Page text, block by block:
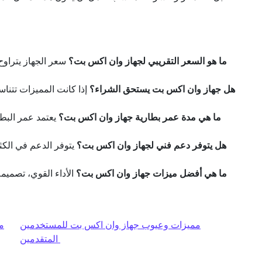
ما هو السعر التقريبي لجهاز وان اكس بت؟ سعر الجهاز
هل جهاز وان اكس بت يستحق الشراء؟ إذا كانت المميزات
ما هي مدة عمر بطارية جهاز وان اكس بت؟ يعتمد عمر
هل يتوفر دعم فني لجهاز وان اكس بت؟ يتوفر الدعم في
ما هي أفضل ميزات جهاز وان اكس بت؟ الأداء القوي،
مميزات وعيوب جهاز وان اكس بت للمستخدمين